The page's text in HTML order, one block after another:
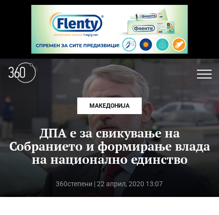
МАКЕДОНИЈА
ДПА е за свикување на
Собранието и формирање влада
на национално единство
360степени | 22 април, 2020 13:07